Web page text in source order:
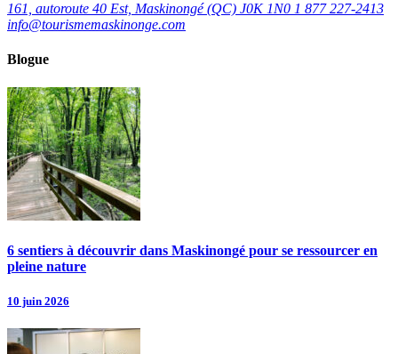
161, autoroute 40 Est, Maskinongé (QC) J0K 1N0 1 877 227-2413
info@tourismemaskinonge.com
Blogue
6 sentiers à découvrir dans Maskinongé pour se ressourcer en
pleine nature
10 juin 2026